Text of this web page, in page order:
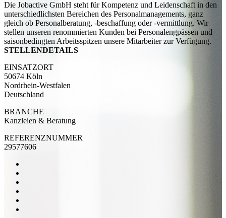
Die Jobactive GmbH steht für Kompetenz und Leidenschaft in den
unterschiedlichsten Bereichen des Personalmanagements, ganz
gleich ob Personalberatung, -beschaffung oder -vermittlung. Wir
stellen unseren renommierten Kunden bei Personalengpässen und
saisonbedingten Arbeitsspitzen unsere Mitarbeiter zur Verfügung.
STELLENDETAILS
EINSATZORT
50674 Köln
Nordrhein-Westfalen
Deutschland
BRANCHE
Kanzleien & Beratung
REFERENZNUMMER
29577606